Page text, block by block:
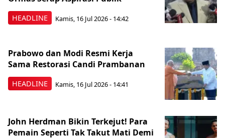
HEADLINE Kamis, 16 Jul 2026 - 14:42
HEADLINE
Prabowo dan Modi Resmi Kerja
Sama Restorasi Candi Prambanan
Kamis, 16 Jul 2026 - 14:41
John Herdman Bikin Terkejut! Para
Pemain Seperti Tak Takut Mati Demi